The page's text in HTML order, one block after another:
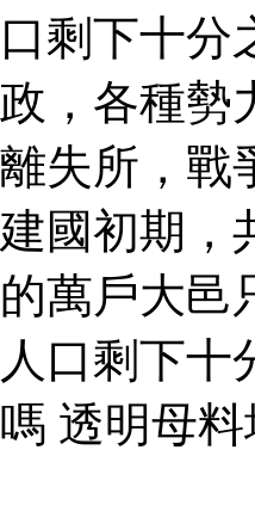
剩下十
，各種勢
失所，
國初期，
萬戶大邑
口剩下
透明母